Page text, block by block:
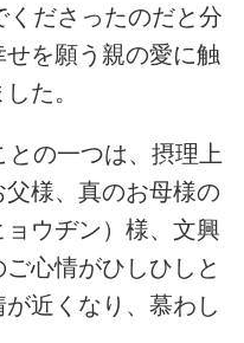
くださったのだと分
を願う親の愛に触
た。
との一つは、摂理上
様、真のお母様の
ウヂン）様、文興
心情がひしひしと
近くなり、慕わし